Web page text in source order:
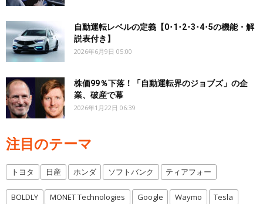
自動運転レベルの定義【0･1･2･3･4･5の機能・解
説表付き】
2026年6月9日 05:00
株価99％下落！「自動運転界のジョブズ」の企
業、破産で幕
2026年1月22日 06:39
注目のテーマ
トヨタ 日産 ホンダ ソフトバンク ティアフォー
BOLDLY MONET Technologies Google Waymo Tesla